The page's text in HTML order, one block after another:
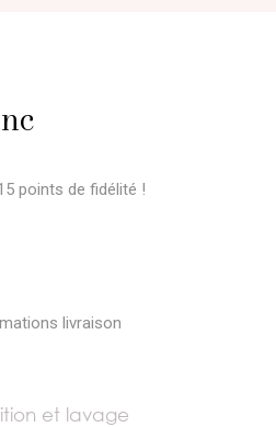
points de fidélité !
livraison
et lavage